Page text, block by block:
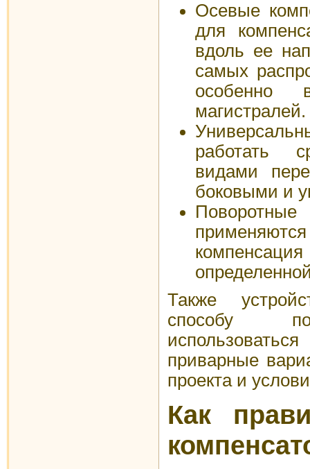
Осевые
для
вдоль ее
самых
особенно
магистралей.
работать
видами
боковыми и
Также
способу
приварные
проекта и
Как